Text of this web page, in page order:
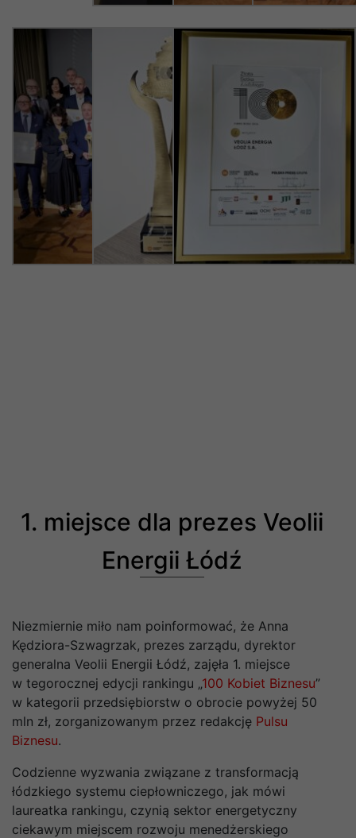
1. miejsce dla prezes Veolii
Energii Łódź
Niezmiernie miło nam poinformować, że Anna
Kędziora-Szwagrzak, prezes zarządu, dyrektor
generalna Veolii Energii Łódź, zajęła 1. miejsce
w tegorocznej edycji rankingu „100 Kobiet Biznesu”
w kategorii przedsiębiorstw o obrocie powyżej 50
mln zł, zorganizowanym przez redakcję Pulsu
Biznesu.
Codzienne wyzwania związane z transformacją
łódzkiego systemu ciepłowniczego, jak mówi
laureatka rankingu, czynią sektor energetyczny
ciekawym miejscem rozwoju menedżerskiego